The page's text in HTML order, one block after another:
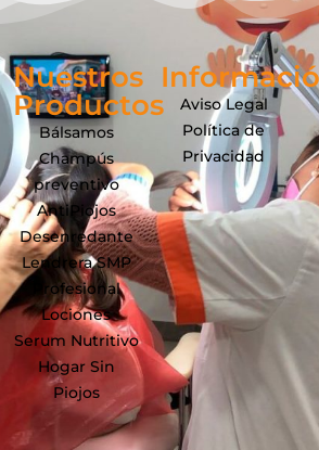
Nuestros
Productos
Bálsamos
Champús
preventivo
AntiPiojos
Desenredante
Lendrera SMP
Profesional
Lociones
Serum Nutritivo
Hogar Sin
Piojos
Aviso Legal
Política de
Privacidad